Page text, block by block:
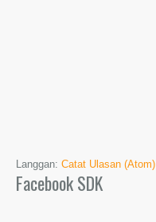
Langgan: Catat Ulasan (Atom)
Facebook SDK